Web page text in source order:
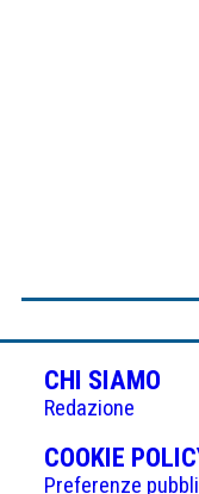
CHI SIAMO
Redazione
COOKIE
Preferenze